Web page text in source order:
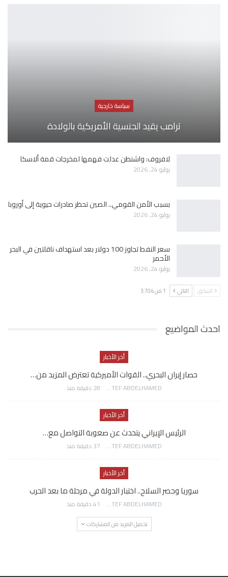
سياسة خارجية
ترامب يقيد الجنسية الأمريكية بالولادة
لافروف: واشنطن عدلت فهمها لمخرجات قمة ألاسكا
يوليو 24, 2026
بسبب الأمن القومي.. الصين تحظر صادرات حيوية إلى أوروبا
يوليو 24, 2026
سعر النفط تجاوز 100 دولار بعد استهداف ناقلتين في البحر
الأحمر
يوليو 24, 2026
السابق التالي 1 من 3٬704
احدث المواضيع
أخر الأخبار
حصار إيران البحري.. القوات الأميركية تعترض المزيد من…
AWATEF ABDELHAMED 28 دقيقة منذ
أخر الأخبار
الرئيس الإيراني يتحدث عن صعوبة التواصل مع…
AWATEF ABDELHAMED 37 دقيقة منذ
أخر الأخبار
سوريا وحصر السلاح.. اختبار الدولة في مرحلة ما بعد الحرب
AWATEF ABDELHAMED 41 دقيقة منذ
تحميل المزيد من المشاركات